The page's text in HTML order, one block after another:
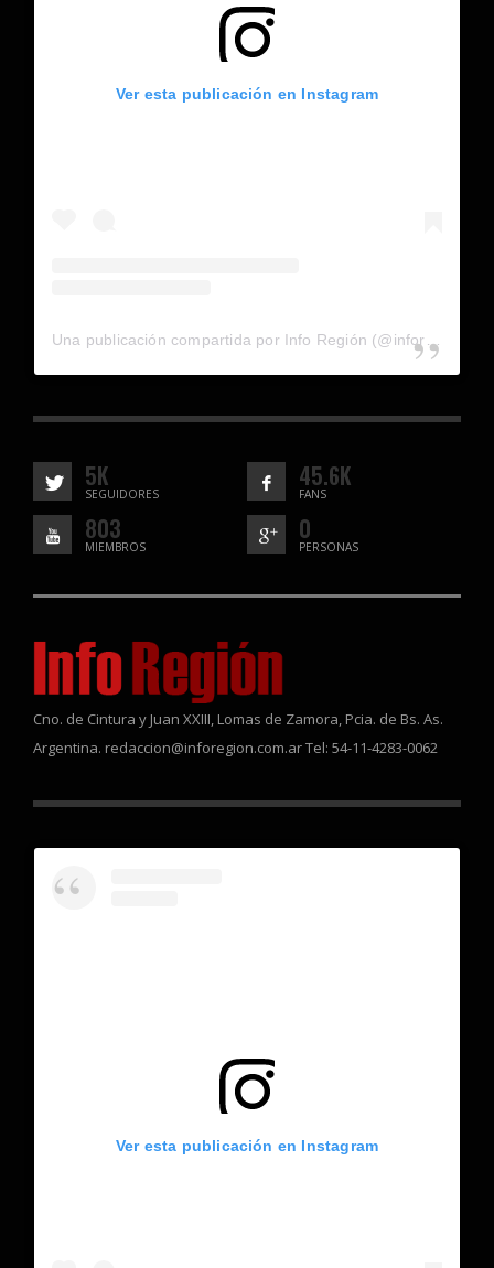
Ver esta publicación en Instagram
Una publicación compartida por Info Región (@inforegion_redes)
5K
SEGUIDORES
45.6K
FANS
803
MIEMBROS
0
PERSONAS
Cno. de Cintura y Juan XXIII, Lomas de Zamora, Pcia. de Bs. As.
Argentina. redaccion@inforegion.com.ar Tel: 54-11-4283-0062
Ver esta publicación en Instagram